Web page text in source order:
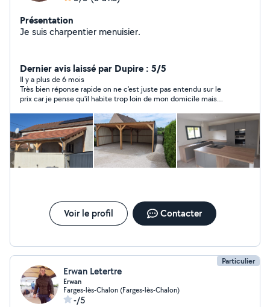
Présentation
Je suis charpentier menuisier.
Dernier avis laissé par Dupire : 5/5
Il y a plus de 6 mois
Très bien réponse rapide on ne c'est juste pas entendu sur le
prix car je pense qu'il habite trop loin de mon domicile mais
Voir le profil Contacter
Particulier
Erwan Letertre
Erwan
Farges-lès-Chalon (Farges-lès-Chalon)
-/5